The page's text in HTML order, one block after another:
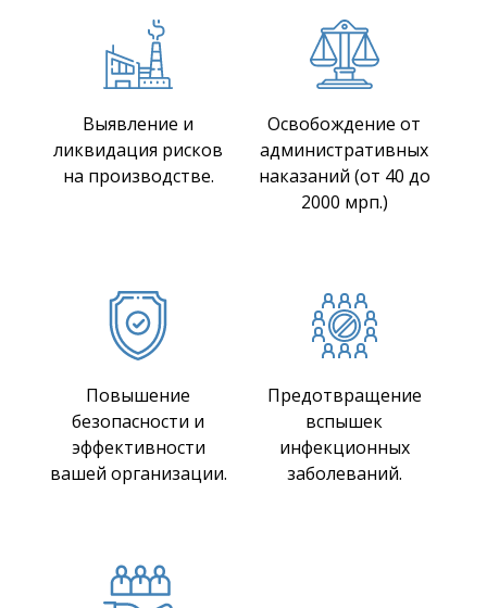
Выявление и
ликвидация рисков
на производстве.
Освобождение от
административных
наказаний (от 40 до
2000 мрп.)
Повышение
безопасности и
эффективности
вашей организации.
Предотвращение
вспышек
инфекционных
заболеваний.